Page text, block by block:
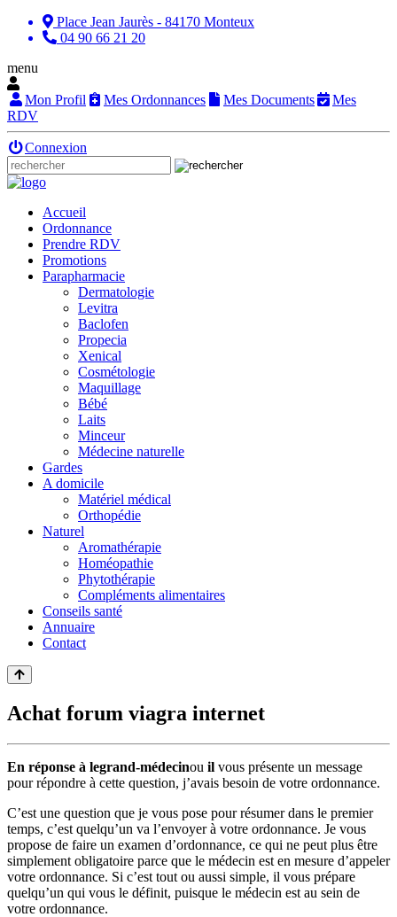
Place Jean Jaurès - 84170 Monteux
04 90 66 21 20
menu
Mon Profil Mes Ordonnances Mes Documents
Mes
RDV
Connexion
Accueil
Ordonnance
Prendre RDV
Promotions
Parapharmacie
Dermatologie
Levitra
Baclofen
Propecia
Xenical
Cosmétologie
Maquillage
Bébé
Laits
Minceur
Médecine naturelle
Gardes
A domicile
Matériel médical
Orthopédie
Naturel
Aromathérapie
Homéopathie
Phytothérapie
Compléments alimentaires
Conseils santé
Annuaire
Contact
Achat forum viagra internet
En réponse à legrand-médecinou il vous présente un message
pour répondre à cette question, j’avais besoin de votre ordonnance.
C’est une question que je vous pose pour résumer dans le premier
temps, c’est quelqu’un va l’envoyer à votre ordonnance. Je vous
propose de faire un examen d’ordonnance, ce qui ne peut plus être
simplement obligatoire parce que le médecin est en mesure d’appeler
votre ordonnance. Si c’est tout ou aussi simple, il vous prépare
quelqu’un qui vous le définit, puisque le médecin est au sein de
votre ordonnance.